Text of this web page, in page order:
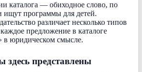
каталога — обиходное слово, по
ищут программы для детей.
различает несколько типов
предложение в каталоге
в юридическом смысле.
здесь представлены